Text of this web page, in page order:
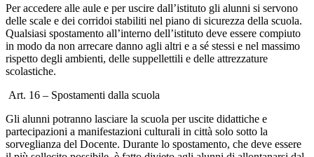
Per accedere alle aule e per uscire dall’istituto gli alunni si servono
delle scale e dei corridoi stabiliti nel piano di sicurezza della scuola.
Qualsiasi spostamento all’interno dell’istituto deve essere compiuto
in modo da non arrecare danno agli altri e a sé stessi e nel massimo
rispetto degli ambienti, delle suppellettili e delle attrezzature
scolastiche.
Art. 16 – Spostamenti dalla scuola
Gli alunni potranno lasciare la scuola per uscite didattiche e
partecipazioni a manifestazioni culturali in città solo sotto la
sorveglianza del Docente. Durante lo spostamento, che deve essere